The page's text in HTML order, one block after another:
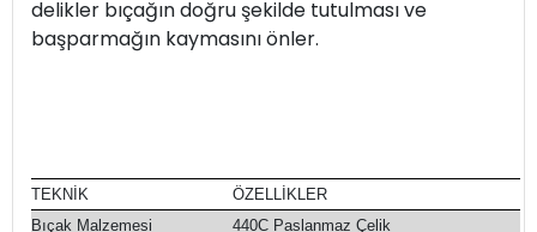
delikler bıçağın doğru şekilde tutulması ve
başparmağın kaymasını önler.
TEKNİK
ÖZELLİKLER
Bıçak Malzemesi
440C Paslanmaz Çelik